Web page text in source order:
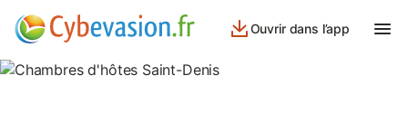
Ouvrir dans l’app